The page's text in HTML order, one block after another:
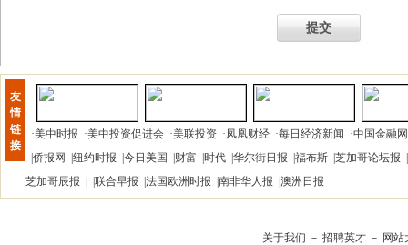
提交
友
情
链
接
·美中时报 ·美中投资促进会 ·美联投资 ·凤凰财经 ·每日经济新闻 ·中国金融网
侨报网 纽约时报 今日美国 财富 时代 华尔街日报 福布斯 芝加哥论坛报
芝加哥辰报
联合早报 法国欧洲时报 南非华人报 澳洲日报
关于我们 － 招聘英才 － 网站